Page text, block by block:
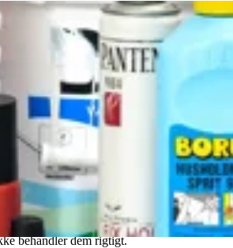
kemikalier,
affald er ting fra vores
kan skade miljøet eller os
som affald.
affald
til farligt affald, er ikke nødvendigvis
dem. Men de kan skade natur og
behandler dem rigtigt.